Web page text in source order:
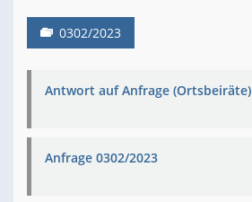
0302/2023
Antwort auf Anfrage (Ortsbeiräte)
Anfrage 0302/2023